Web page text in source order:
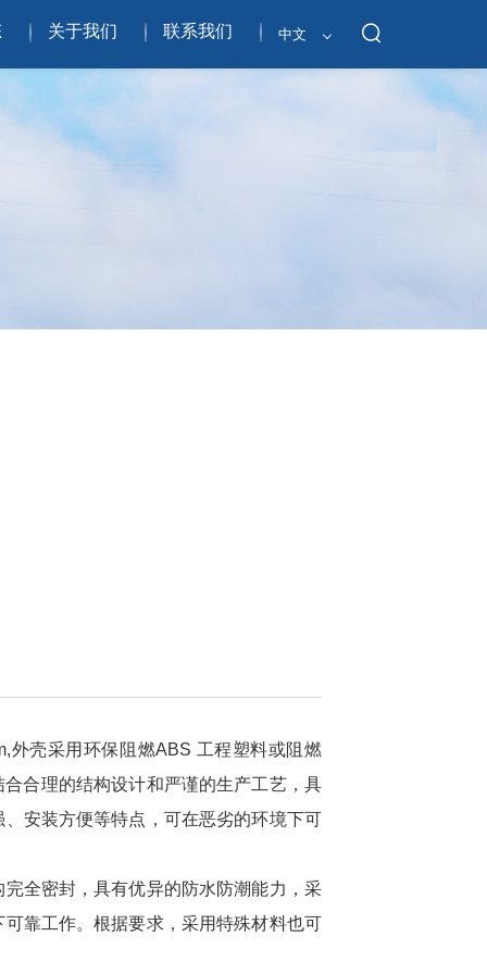
中文
关于我们 联系我们
外壳采用环保阻燃ABS 工程塑料或阻燃
合理的结构设计和严谨的生产工艺，具
安装方便等特点，可在恶劣的环境下可
全密封，具有优异的防水防潮能力，采
靠工作。根据要求，采用特殊材料也可